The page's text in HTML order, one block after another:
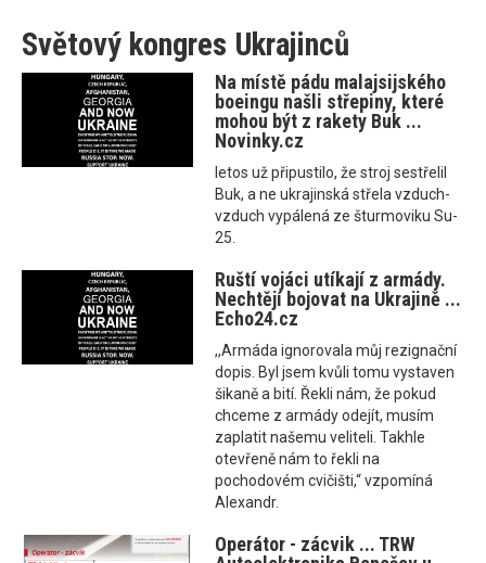
Světový kongres Ukrajinců
Na místě pádu malajsijského
boeingu našli střepiny, které
mohou být z rakety Buk ...
Novinky.cz
letos už připustilo, že stroj sestřelil
Buk, a ne ukrajinská střela vzduch-
vzduch vypálená ze šturmoviku Su-
25.
Ruští vojáci utíkají z armády.
Nechtějí bojovat na Ukrajině ...
Echo24.cz
,,Armáda ignorovala můj rezignační
dopis. Byl jsem kvůli tomu vystaven
šikaně a bití. Řekli nám, že pokud
chceme z armády odejít, musím
zaplatit našemu veliteli. Takhle
otevřeně nám to řekli na
pochodovém cvičišti,“ vzpomíná
Alexandr.
Operátor - zácvik ... TRW